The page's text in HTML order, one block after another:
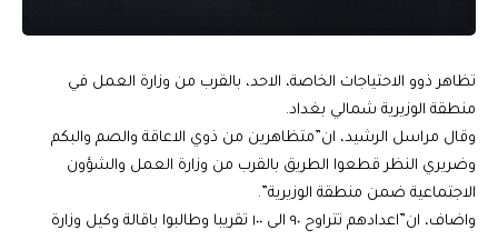
تظاهر ذوو الاحتياجات الخاصة، الاحد، بالقرب من وزارة العمل في
منطقة الوزيرية شمالي بغداد.
وقال مراسل الرشيد، ان”متظاهرين من ذوي الاعاقة والصم والبكم
وضريري النظر قطعوا الطريق بالقرب من وزارة العمل والشؤون
الاجتماعية ضمن منطقة الوزيرية”.
واضاف، ان”اعدادهم تتراوح ٩٠ الى ١٠٠ تقريبا وطالبوا باقالة وكيل وزارة